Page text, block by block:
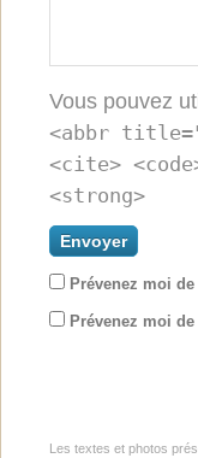
Vous pouvez
<abbr
<cite>
<strong>
Prévenez moi
Prévenez moi
Les textes et photos